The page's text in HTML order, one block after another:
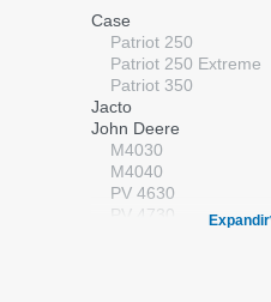
Válvulas Elétricas
Válvulas Manuais
Case
Patriot 250
Patriot 250 Extreme
Patriot 350
Jacto
John Deere
M4030
M4040
PV 4630
PV 4730
Expandir